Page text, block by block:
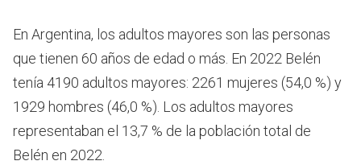
En Argentina, los adultos mayores son las personas
que tienen 60 años de edad o más. En 2022 Belén
tenía 4190 adultos mayores: 2261 mujeres (54,0 %) y
1929 hombres (46,0 %). Los adultos mayores
representaban el 13,7 % de la población total de
Belén en 2022.